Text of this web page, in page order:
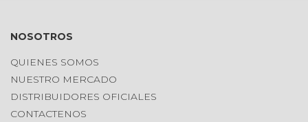
NOSOTROS
QUIENES SOMOS
NUESTRO MERCADO
DISTRIBUIDORES OFICIALES
CONTACTENOS